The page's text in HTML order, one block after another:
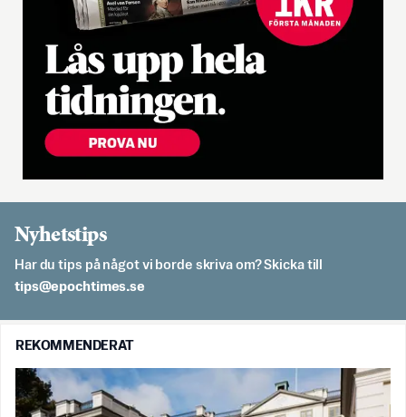
Nyhetstips
Har du tips på något vi borde skriva om? Skicka till
es.semithcope@spit
REKOMMENDERAT